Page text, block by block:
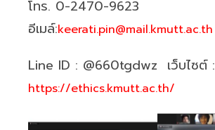
โทร. 0-2470-9623
อีเมล์:keerati.pin@mail.kmutt.ac.th
Line ID : @660tgdwz เว็บไซต์ :
https://ethics.kmutt.ac.th/